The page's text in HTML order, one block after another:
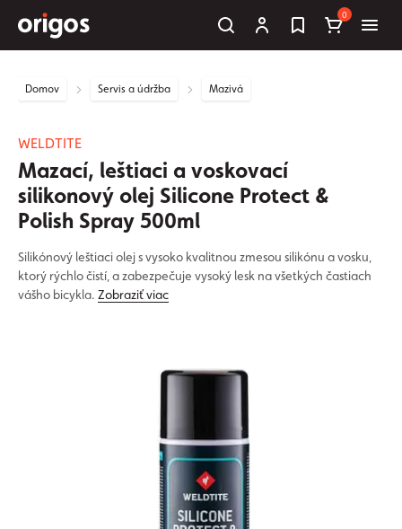
0
Domov Servis a údržba Mazivá
WELDTITE
Mazací, leštiaci a voskovací
silikonový olej Silicone Protect &
Polish Spray 500ml
Silikónový leštiaci olej s vysoko kvalitnou zmesou silikónu a vosku,
ktorý rýchlo čistí, a zabezpečuje vysoký lesk na všetkých častiach
vášho bicykla. Zobraziť viac